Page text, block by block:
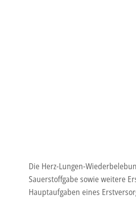
Die Herz-Lungen-
Sauerstoffgabe sowie weitere
Hauptaufgaben eines